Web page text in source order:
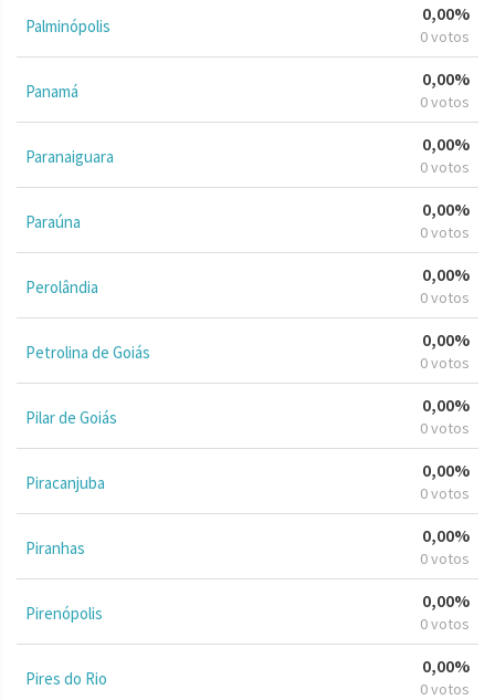
Palminópolis
0,00%
0 votos
Panamá
0,00%
0 votos
Paranaiguara
0,00%
0 votos
Paraúna
0,00%
0 votos
Perolândia
0,00%
0 votos
Petrolina de Goiás
0,00%
0 votos
Pilar de Goiás
0,00%
0 votos
Piracanjuba
0,00%
0 votos
Piranhas
0,00%
0 votos
Pirenópolis
0,00%
0 votos
Pires do Rio
0,00%
0 votos